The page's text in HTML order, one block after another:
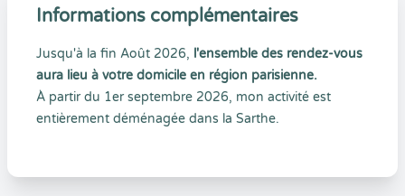
Informations complémentaires
Jusqu'à la fin Août 2026, l'ensemble des rendez-vous
aura lieu à votre domicile en région parisienne.
À partir du 1er septembre 2026, mon activité est
entièrement déménagée dans la Sarthe.